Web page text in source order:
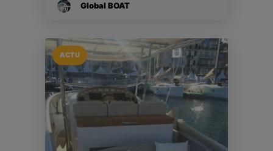
Global BOAT
ACTU